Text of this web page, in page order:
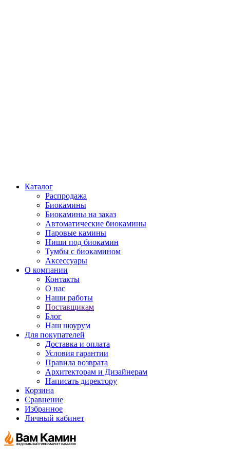
Каталог
Распродажа
Биокамины
Биокамины на заказ
Автоматические биокамины
Паровые камины
Ниши под биокамин
Тумбы с биокамином
Аксессуары
О компании
Контакты
О нас
Наши работы
Поставщикам
Блог
Наш шоурум
Для покупателей
Доставка и оплата
Условия гарантии
Правила возврата
Архитекторам и Дизайнерам
Написать директору
Корзина
Сравнение
Избранное
Личный кабинет